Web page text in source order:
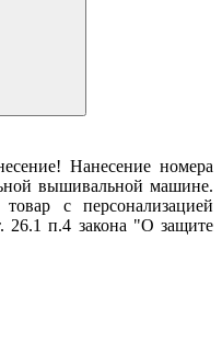
Нанесение номера
вышивальной машине.
с персонализацией
26.1 п.4 закона "О защите